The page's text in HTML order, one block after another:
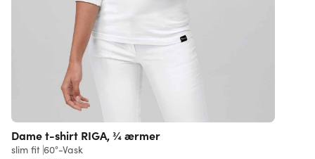
Dame t-shirt RIGA, ¾ ærmer
slim fit 60°-Vask